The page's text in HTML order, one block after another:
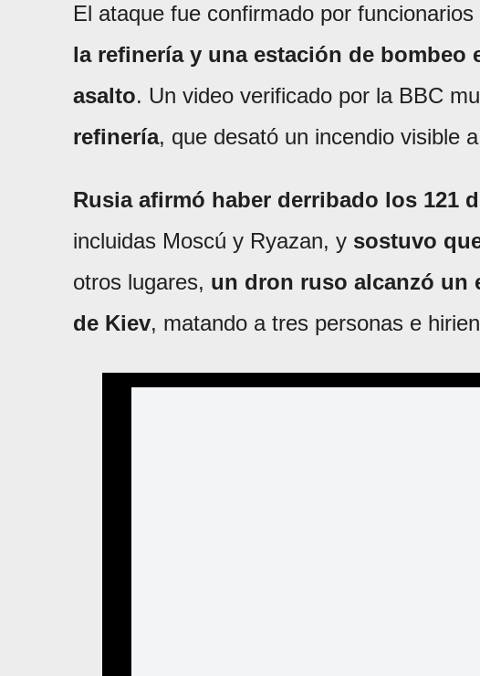
El ataque fue confirmado por
la refinería y una estación de bombeo
asalto. Un video verificado por la BBC
refinería, que desató un incendio visible
Rusia afirmó haber derribado los 121
incluidas Moscú y Ryazan, y sostuvo
otros lugares, un dron ruso alcanzó un
de Kiev, matando a tres personas e